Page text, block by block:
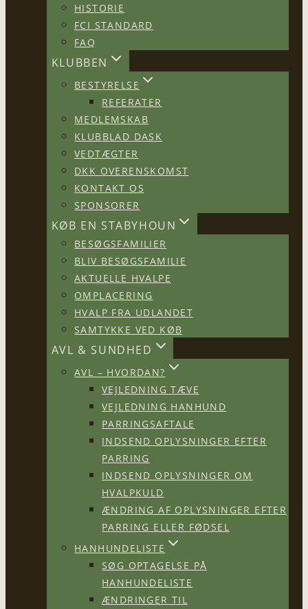
HISTORIE
FCI STANDARD
FAQ
KLUBBEN
BESTYRELSE
REFERATER
MEDLEMSKAB
KLUBBLAD DASK
VEDTÆGTER
DKK OVERENSKOMST
KONTAKT OS
SPONSORER
KØB EN STABYHOUN
BESØGSFAMILIER
BLIV BESØGSFAMILIE
AKTUELLE HVALPE
OMPLACERING
HVALP FRA UDLANDET
SAMTYKKE VED KØB
AVL & SUNDHED
AVL – HVORDAN?
VEJLEDNING TÆVE
VEJLEDNING HANHUND
PARRINGSAFTALE
INDSEND OPLYSNINGER EFTER
PARRING
INDSEND OPLYSNINGER OM
HVALPKULD
ÆNDRING AF OPLYSNINGER EFTER
PARRING ELLER FØDSEL
HANHUNDELISTE
SØG OPTAGELSE PÅ
HANHUNDELISTE
ÆNDRINGER TIL